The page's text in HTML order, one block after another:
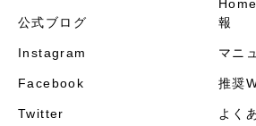
公式ブログ
Instagram
Facebook
Twitter
報
マニ
推奨
よく